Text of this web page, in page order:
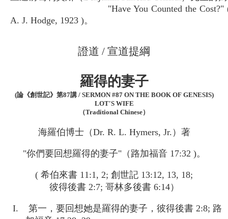
"Have You Counted the
A. J. Hodge, 1923 )。
證道 / 宣道提綱
羅得的妻子
(論《創世記》第87講 / SERMON #87 ON THE BOOK OF GENESIS)
LOT'S WIFE
（Traditional Chinese）
海羅伯博士（Dr. R. L. Hymers, Jr.）著
"你們要回想羅得的妻子"（路加福音 17:32 )。
( 希伯來書 11:1, 2; 創世記 13:12, 13, 18;
彼得後書 2:7; 哥林多後書 6:14）
I. 第一，要回想她是羅得的妻子，彼得後書 2:8; 路